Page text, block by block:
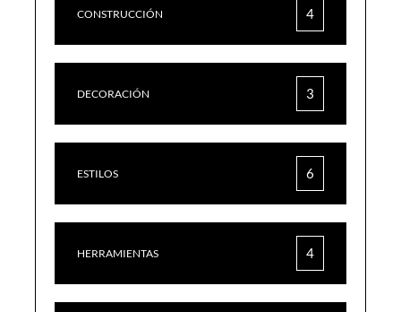
CONSTRUCCIÓN 4
DECORACIÓN 3
ESTILOS 6
HERRAMIENTAS 4